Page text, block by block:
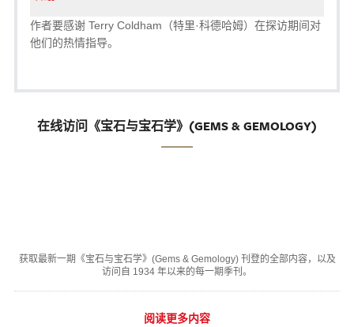
作者要感谢 Terry Coldham（特里·科德哈姆）在探访期间对
他们的热情指导。
在线访问《宝石与宝石学》(GEMS & GEMOLOGY)
获取最新一期《宝石与宝石学》(Gems & Gemology) 刊登的全部内容，以及
访问自 1934 年以来的每一期季刊。
阅读更多内容